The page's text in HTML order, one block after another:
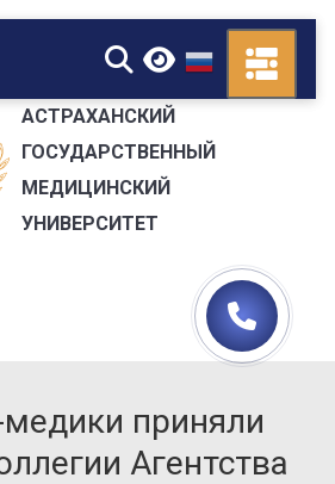
▼
АСТРАХАНСКИЙ
ГОСУДАРСТВЕННЫЙ
МЕДИЦИНСКИЙ
УНИВЕРСИТЕТ
приняли
Агентства